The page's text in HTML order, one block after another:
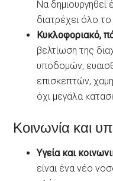
Να
διατρέχει όλο το
Κυκλοφοριακό,
βελτίωση της
υποδομών,
επισκεπτών,
όχι μεγάλα
Κοινωνία και
Υγεία και
είναι ένα νέο